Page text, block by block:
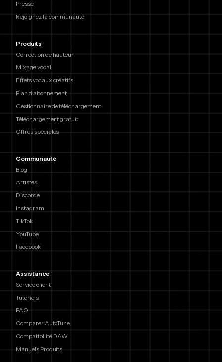
Presse
Rejoignez la communauté
Produits
Correction de hauteur
Mixage vocal
Effets vocaux créatifs
Plan d'abonnement
Gestionnaire de téléchargement
Téléchargement gratuit
Offres spéciales
Communauté
Blog
Artistes
Discorde
Instagram
TikTok
YouTube
Facebook
Assistance
Service client
Tutoriels
FAQ
Comparer AutoTune
Compatibilité DAW
Manuels Produits